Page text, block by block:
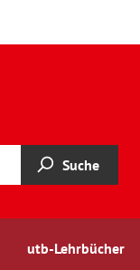
Suche
utb-Lehrbücher